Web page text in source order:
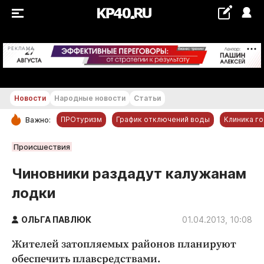
РЕКЛАМА +19...+20 °С
РУБРИКИ
Новости компаний
Статьи
Народные новости
Авто и транспорт
Благоустройство
Новости Народные новости Статьи
Важно: ПРОтуризм График отключений воды Клиника
Происшествия
Чиновники раздадут калужанам
лодки
ОЛЬГА ПАВЛЮК 01.04.2013, 10:08
Жителей затопляемых районов планируют
обеспечить плавсредствами.